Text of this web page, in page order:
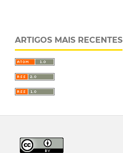
ARTIGOS MAIS RECENTES